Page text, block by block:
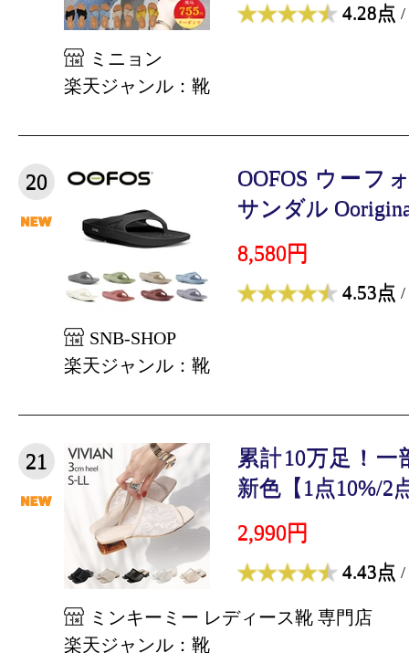
4.28点 /
ミニョン
楽天ジャンル：靴
20
OOFOS ウーフ
サンダル
8,580円
4.53点 /
SNB-SHOP
楽天ジャンル：靴
21
累計10万足！一
新色【1点10%/2
2,990円
4.43点 /
ミンキーミー レディース靴 専門店
楽天ジャンル：靴